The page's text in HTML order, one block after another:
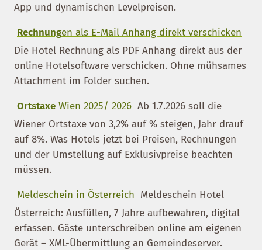
App und dynamischen Levelpreisen.
Rechnungen als E-Mail Anhang direkt verschicken
Die Hotel Rechnung als PDF Anhang direkt aus der
online Hotelsoftware verschicken. Ohne mühsames
Attachment im Folder suchen.
Ortstaxe Wien 2025/ 2026 Ab 1.7.2026 soll die
Wiener Ortstaxe von 3,2% auf % steigen, Jahr drauf
auf 8%. Was Hotels jetzt bei Preisen, Rechnungen
und der Umstellung auf Exklusivpreise beachten
müssen.
Meldeschein in Österreich Meldeschein Hotel
Österreich: Ausfüllen, 7 Jahre aufbewahren, digital
erfassen. Gäste unterschreiben online am eigenen
Gerät – XML-Übermittlung an Gemeindeserver.